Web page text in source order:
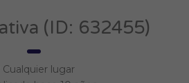
(ID: 632455)
Cualquier lugar